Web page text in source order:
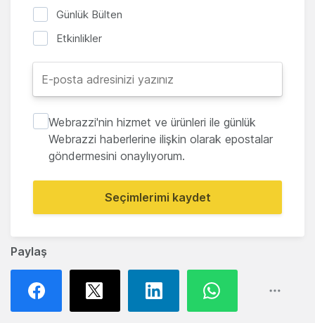
Paylaş
Günlük Bülten
Etkinlikler
Webrazzi'nin hizmet ve ürünleri ile günlük
Webrazzi haberlerine ilişkin olarak epostalar
göndermesini onaylıyorum.
Seçimlerimi kaydet